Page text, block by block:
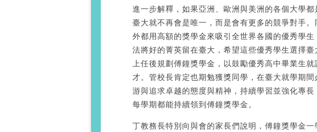
進一步解釋，如果亞洲、歐洲與美洲的各個大學都
臺大就不再會是唯一，而是會有更多的競爭對手。
外都用高額的獎學金來吸引全世界各國的優秀學
法將好的菁英留在臺大，希望這些優秀學生選擇
上任後規劃傅鐘獎學金，以鼓勵優秀高中畢業生就
才。管校長肯定也期勉獲獎同學，在臺大就學期間
游與追求卓越的態度與精神，持續學習並強化專長
每學期都能持續領到傅鐘獎學金。
丁教務長特別向與會的家長們說明，傅鐘獎學金